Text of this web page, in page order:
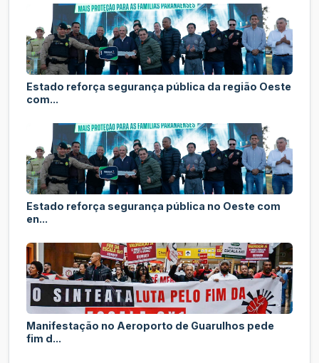
Estado reforça segurança pública da região Oeste
com...
Estado reforça segurança pública no Oeste com
en...
Manifestação no Aeroporto de Guarulhos pede
fim d...